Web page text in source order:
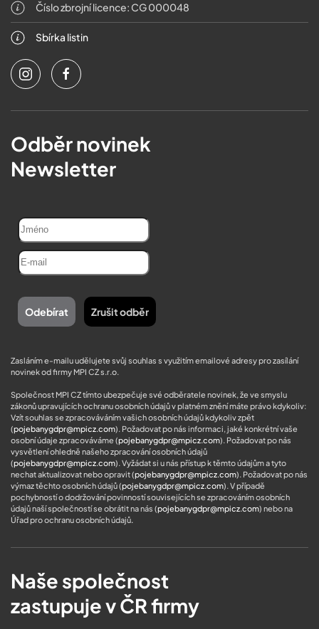
Číslo zbrojní licence: CG 000048
Sbírka listin
Odběr novinek
Newsletter
Zasláním e-mailu udělujete svůj souhlas s využitím emailové adresy pro zasílání
novinek od firmy MPI CZ s.r.o.
Společnost MPI CZ tímto ubezpečuje své odběratele novinek, že ve smyslu
zákonů upravujících ochranu osobních údajů v platném znění máte právo kdykoliv:
Vzít souhlas se zpracováváním vašich osobních údajů kdykoliv zpět
(pojebanygdpr@mpicz.com). Požadovat po nás informaci, jaké konkrétní vaše
osobní údaje zpracováváme (pojebanygdpr@mpicz.com). Požadovat po nás
vysvětlení ohledně našeho zpracování osobních údajů
(pojebanygdpr@mpicz.com). Vyžádat si u nás přístup k těmto údajům a tyto
nechat aktualizovat nebo opravit (pojebanygdpr@mpicz.com). Požadovat po nás
výmaz těchto osobních údajů (pojebanygdpr@mpicz.com). V případě
pochybností o dodržování povinností souvisejících se zpracováním osobních
údajů naší společností se obrátit na nás (pojebanygdpr@mpicz.com) nebo na
Úřad pro ochranu osobních údajů.
Naše společnost
zastupuje v ČR firmy